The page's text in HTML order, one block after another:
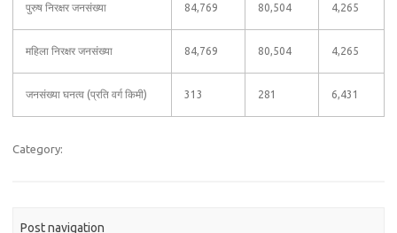
पुरुष निरक्षर जनसंख्या 84,769 80,504 4,265
महिला निरक्षर जनसंख्या 84,769 80,504 4,265
जनसंख्या घनत्व (प्रति वर्ग किमी) 313 281 6,431
Category:
Post navigation